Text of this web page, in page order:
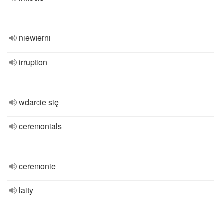
niewierni
irruption
wdarcie się
ceremonials
ceremonie
laity